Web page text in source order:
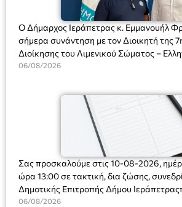
Ο Δήμαρχος Ιεράπετρας κ. Εμμανουήλ
σήμερα συνάντηση με τον Διοικητή της
Διοίκησης του Λιμενικού Σώματος –
Ακτοφυλακής (Λ.Σ.-ΕΛ.ΑΚΤ.),
06/08/2026
Σας προσκαλούμε στις 10-08-2026,
ώρα 13:00 σε τακτική, δια ζώσης,
Δημοτικής Επιτροπής Δήμου
στο Δημοτικό Κατάστημα, Δημοκρατίας
06/08/2026